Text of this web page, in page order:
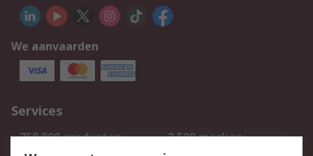
We aanvaarden
Services
750.000 producten
2.500 merken